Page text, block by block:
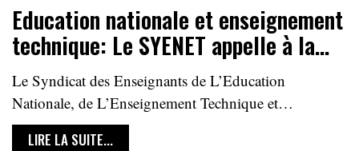
Education nationale et enseignement
technique: Le SYENET appelle à la…
Le Syndicat des Enseignants de L’Education
Nationale, de L’Enseignement Technique et…
LIRE LA SUITE...